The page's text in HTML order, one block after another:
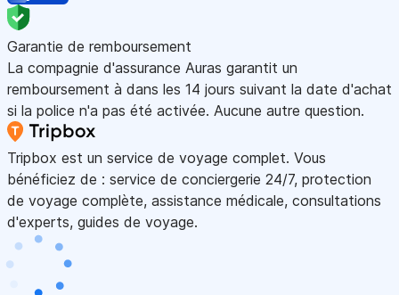
Garantie de remboursement
La compagnie d'assurance Auras garantit un
remboursement à dans les 14 jours suivant la date d'achat
si la police n'a pas été activée. Aucune autre question.
Tripbox est un service de voyage complet. Vous
bénéficiez de : service de conciergerie 24/7, protection
de voyage complète, assistance médicale, consultations
d'experts, guides de voyage.